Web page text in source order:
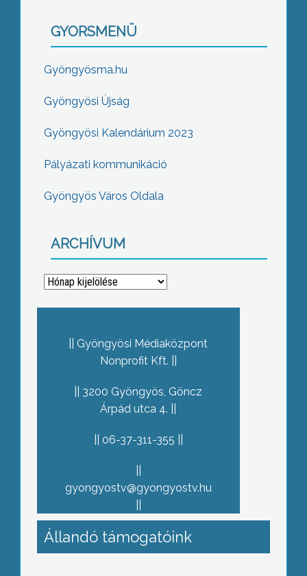
GYORSMENÜ
Gyöngyösma.hu
Gyöngyösi Újság
Gyöngyösi Kalendárium 2023
Pályázati kommunikáció
Gyöngyös Város Oldala
ARCHÍVUM
Archívum
Gyöngyösi Médiaközpont
Nonprofit Kft.
3200 Gyöngyös, Göncz
Árpád utca 4.
06-37-311-355
gyongyostv@gyongyostv.hu
Állandó támogatóink